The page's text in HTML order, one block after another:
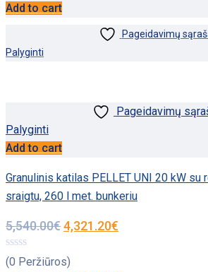
Add to cart
Pageidavimų
Palyginti
Pageidavimų
Palyginti
Add to cart
Granulinis katilas PELLET UNI 20 kW su
sraigtu, 260 l met. bunkeriu
5,540.00€4,321.20€
(0 Peržiūros)